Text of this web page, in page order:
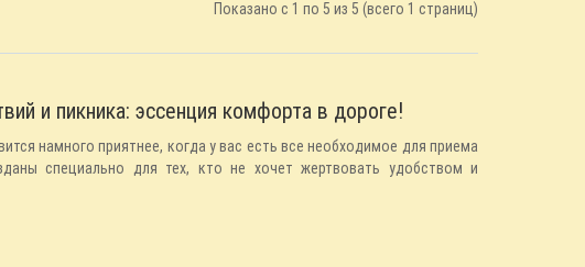
Показано с 1 по 5 из 5 (всего 1 страниц)
и пикника: эссенция комфорта в дороге!
намного приятнее, когда у вас есть все необходимое для приема
специально для тех, кто не хочет жертвовать удобством и